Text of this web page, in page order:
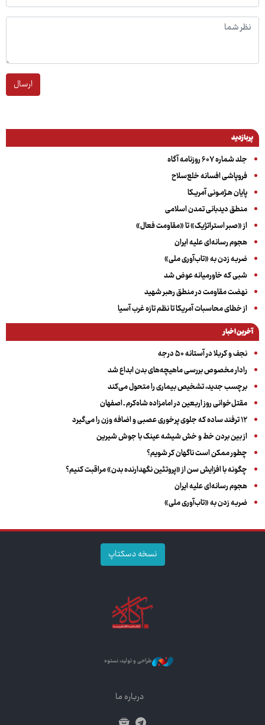
ارسال
پربازدید
جلد شماره ۶۰۷ روزنامه آگاه
فروپاشی افسانه خلع‌سلاح
پایان هـژمـونی آمریـکا
منطق دیدبانی تمدن اسلامی
از «صبر استراتژیک» تا «مقاومت فعال»
هجوم رسانه‌ای علیه ایران
ضربه زدن به «تاب‌آوری ملی»
شبی که خاورمیانه عوض شد
نهضت مقاومت در منطق رهبر شهید
از خطای محاسبات آمریکا تا نظم تازه غرب آسیا
آخرین اخبار
نجف و کربلا در آستانه ۵۰ درجه
رادار مخصوص بررسی ماهیچه‌های بدن ابداع شد
برچسب جدید، تشخیص بیماری را متحول می‌کند
مقتل‌خوانی روز اربعین در امامزاده شاه‌کرم ـ اصفهان
۱۲ ترفند ساده که جلوی پرخوری عصبی و اضافه ‌وزن را می‌گیرد
از بین بردن خط و خش شیشه عینک با جوش شیرین
چطور ممکن است ناگهان کر شویم؟
چگونه با افزایش سن از «پروتئین نگهدارنده بدن» مراقبت کنیم؟
هجوم رسانه‌ای علیه ایران
ضربه زدن به «تاب‌آوری ملی»
نسخه دسکتاپ
طراحی و تولید: نستوه
درباره ما